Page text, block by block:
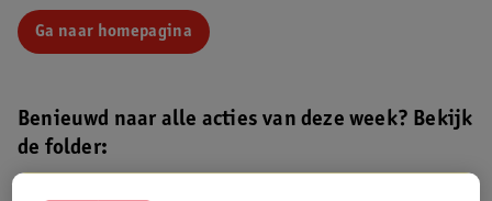
Ga naar homepagina
Benieuwd naar alle acties van deze week? Bekijk
de folder: